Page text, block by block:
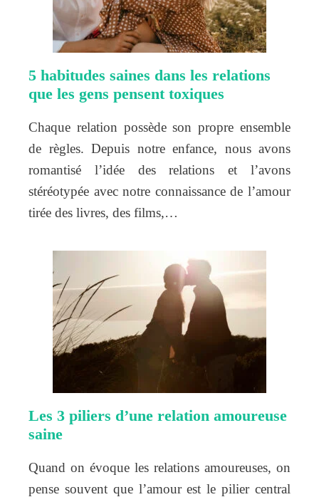
5 habitudes saines dans les relations
que les gens pensent toxiques
Chaque relation possède son propre ensemble
de règles. Depuis notre enfance, nous avons
romantisé l’idée des relations et l’avons
stéréotypée avec notre connaissance de l’amour
tirée des livres, des films,…
Les 3 piliers d’une relation amoureuse
saine
Quand on évoque les relations amoureuses, on
pense souvent que l’amour est le pilier central